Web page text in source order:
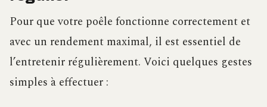
Pour que votre poêle fonctionne correctement et
avec un rendement maximal, il est essentiel de
l’entretenir régulièrement. Voici quelques gestes
simples à effectuer :